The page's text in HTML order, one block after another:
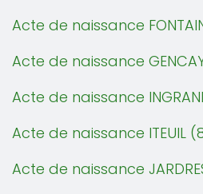
Acte de naissance
Acte de naissance
Acte de naissance
Acte de naissance ITEUIL
Acte de naissance